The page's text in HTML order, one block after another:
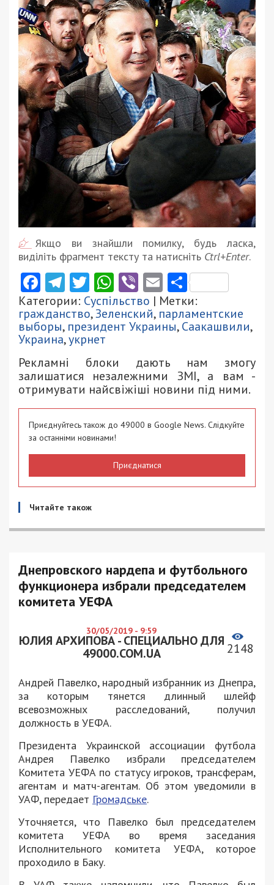
Якщо ви знайшли помилку, будь ласка,
виділіть фрагмент тексту та натисніть Ctrl+Enter.
Facebook
Telegram
Twitter
WhatsApp
ViberEmail
Категории: Суспільство | Метки:
гражданство,Зеленский, парламентские
выборы, президент Украины,Саакашвили,
Украина,укрнет
Рекламні блоки дають нам змогу
залишатися незалежними ЗМІ, а вам -
отримувати найсвіжіші новини під ними.
Приєднуйтесь також до 49000 в Google News. Слідкуйте
за останніми новинами!
Приєднатися
Читайте також
Днепровского нардепа и футбольного
функционера избрали председателем
комитета УЕФА
30/05/2019 - 9:59
ЮЛИЯ АРХИПОВА - СПЕЦИАЛЬНО ДЛЯ
49000.COM.UA
2148
Андрей Павелко, народный избранник из Днепра,
за которым тянется длинный шлейф
всевозможных расследований, получил
должность в УЕФА.
Президента Украинской ассоциации футбола
Андрея Павелко избрали председателем
Комитета УЕФА по статусу игроков, трансферам,
агентам и матч-агентам. Об этом уведомили в
УАФ, передает Громадське.
Уточняется, что Павелко был председателем
комитета УЕФА во время заседания
Исполнительного комитета УЕФА, которое
проходило в Баку.